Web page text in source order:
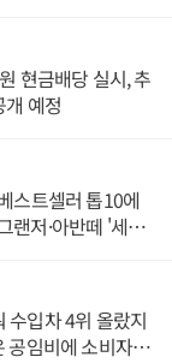
현금배당 실시, 추
예정
스트셀러 톱10에
랜저·아반떼 '세단
수입차 4위 올랐지
공임비에 소비자